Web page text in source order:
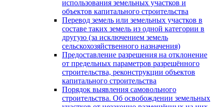
использования земельных участков и
объектов капитального строительства
Перевод земель или земельных участков в
составе таких земель из одной категории в
другую (за исключением земель
сельскохозяйственного назначения)
Предоставление разрешения на отклонение
от предельных параметров разрешённого
строительства, реконструкции объектов
капитального строительства
Порядок выявления самовольного
строительства. Об освобождении земельных